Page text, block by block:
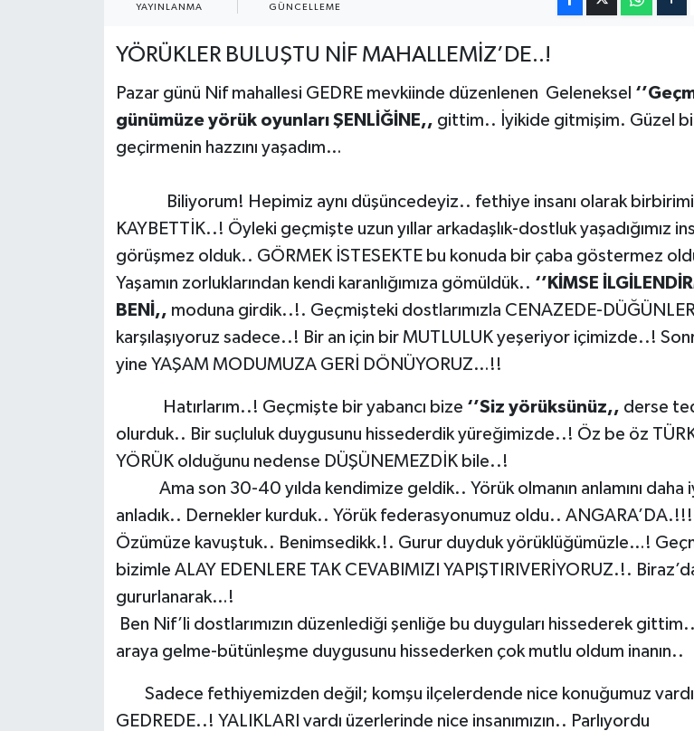
YAYINLANMA GÜNCELLEME
YÖRÜKLER BULUŞTU NİF MAHALLEMİZ’DE..!
Pazar günü Nif mahallesi GEDRE mevkiinde düzenlenen Geleneksel
günümüze yörük oyunları ŞENLİĞİNE,, gittim.. İyikide gitmişim. Güzel
geçirmenin hazzını yaşadım…
Biliyorum! Hepimiz aynı düşüncedeyiz.. fethiye insanı olarak
KAYBETTİK..! Öyleki geçmişte uzun yıllar arkadaşlık-dostluk yaşadığımız
görüşmez olduk.. GÖRMEK İSTESEKTE bu konuda bir çaba göstermez
Yaşamın zorluklarından kendi karanlığımıza gömüldük.. ‘’KİMSE
BENİ,, moduna girdik..!. Geçmişteki dostlarımızla CENAZEDE-
karşılaşıyoruz sadece..! Bir an için bir MUTLULUK yeşeriyor içimizde..!
yine YAŞAM MODUMUZA GERİ DÖNÜYORUZ…!!
Hatırlarım..! Geçmişte bir yabancı bize ‘’Siz yörüksünüz,, derse
olurduk.. Bir suçluluk duygusunu hissederdik yüreğimizde..! Öz be öz
YÖRÜK olduğunu nedense DÜŞÜNEMEZDİK bile..!
Ama son 30-40 yılda kendimize geldik.. Yörük olmanın anlamını daha
anladık.. Dernekler kurduk.. Yörük federasyonumuz oldu.. ANGARA’DA.!!!
Özümüze kavuştuk.. Benimsedikk.!. Gurur duyduk yörüklüğümüzle…!
bizimle ALAY EDENLERE TAK CEVABIMIZI YAPIŞTIRIVERİYORUZ.!.
gururlanarak…!
Ben Nif’li dostlarımızın düzenlediği şenliğe bu duyguları hissederek
araya gelme-bütünleşme duygusunu hissederken çok mutlu oldum inanın..
Sadece fethiyemizden değil; komşu ilçelerdende nice konuğumuz vardı
GEDREDE..! YALIKLARI vardı üzerlerinde nice insanımızın.. Parlıyordu